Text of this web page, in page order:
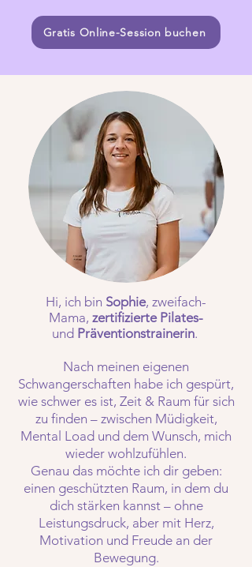
Gratis Online-Session buchen
Hi, ich bin Sophie, zweifach-
Mama, zertifizierte Pilates-
und Präventionstrainerin.
Nach meinen eigenen
Schwangerschaften habe ich gespürt,
wie schwer es ist, Zeit & Raum für sich
zu finden – zwischen Müdigkeit,
Mental Load und dem Wunsch, mich
wieder wohlzufühlen.
Genau das möchte ich dir geben:
einen geschützten Raum, in dem du
dich stärken kannst – ohne
Leistungsdruck, aber mit Herz,
Motivation und Freude an der
Bewegung.